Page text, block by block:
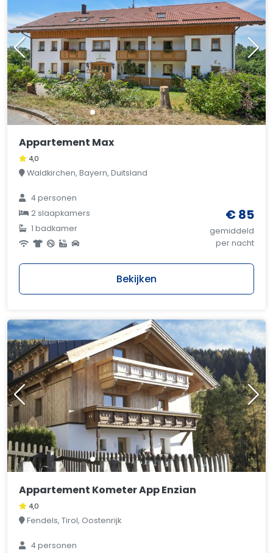
Appartement Max
4,0
Waldkirchen, Bayern, Duitsland
4 personen
2 slaapkamers
1 badkamer
€ 85
gemiddeld
per nacht
Bekijken
Appartement Kometer App Enzian
4,0
Fendels, Tirol, Oostenrijk
4 personen